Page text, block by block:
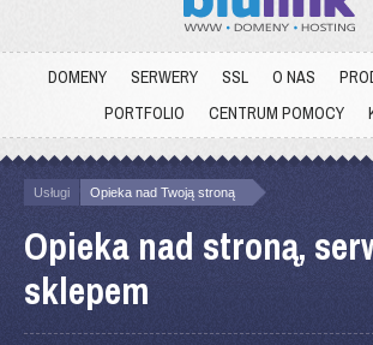
DOMENY SERWERY SSL O NAS
PORTFOLIO
CENTRUM POMOCY
Usługi Opieka nad Twoją stroną
Opieka nad stroną,
sklepem